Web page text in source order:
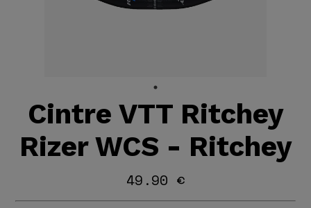
Cintre VTT Ritchey
Rizer WCS - Ritchey
49.90 €